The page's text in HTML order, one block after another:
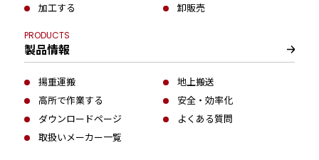
加工する
卸販売
PRODUCTS
製品情報
揚重運搬
地上搬送
高所で作業する
安全・効率化
ダウンロードページ
よくある質問
取扱いメーカー一覧